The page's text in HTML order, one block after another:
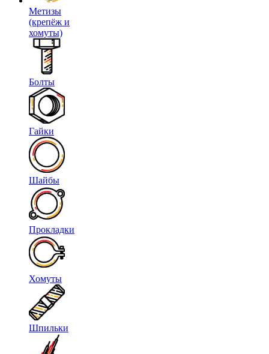
Метизы
(крепёж и
хомуты)
Болты
Гайки
Шайбы
Прокладки
Хомуты
Шпильки